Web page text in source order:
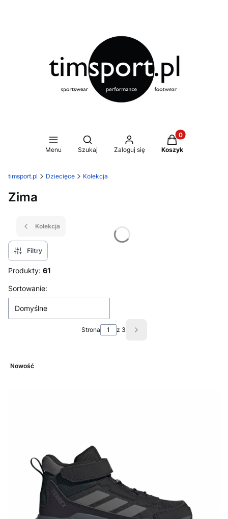
Menu
Otwórz wyszukiwarkę
Szukaj Zaloguj się
Produkty w
Koszyk
timsport.pl Dziecięce Kolekcja
Zima
Kolekcja
Filtry
Produkty: 61
Lista produktów
Sortowanie:
Domyślne
Strona z 3 Następne produkty
Nowość